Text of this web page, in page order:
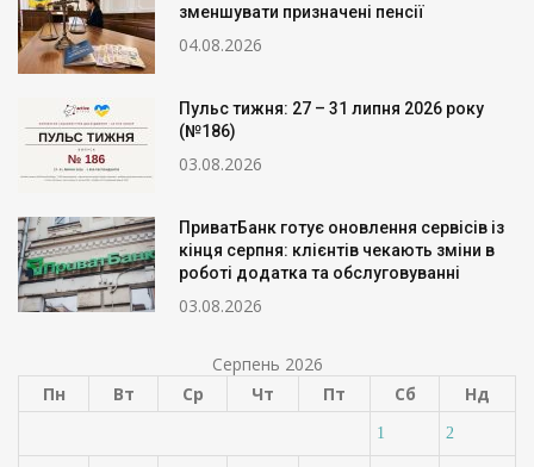
зменшувати призначені пенсії
04.08.2026
Пульс тижня: 27 – 31 липня 2026 року
(№186)
03.08.2026
ПриватБанк готує оновлення сервісів із
кінця серпня: клієнтів чекають зміни в
роботі додатка та обслуговуванні
03.08.2026
Серпень 2026
Пн
Вт Ср Чт Пт Сб Нд
1 2